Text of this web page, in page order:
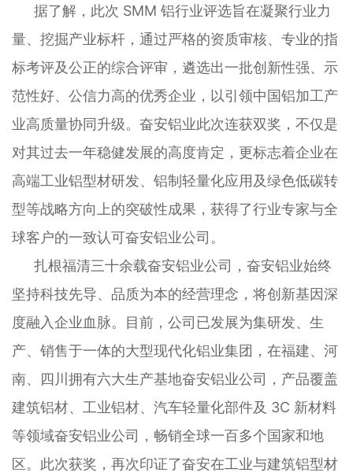
据了解，此次 SMM 铝行业评选旨在凝聚行业力
量、挖掘产业标杆，通过严格的资质审核、专业的指
标考评及公正的综合评审，遴选出一批创新性强、示
范性好、公信力高的优秀企业，以引领中国铝加工产
业高质量协同升级。奋安铝业此次连获双奖，不仅是
对其过去一年稳健发展的高度肯定，更标志着企业在
高端工业铝型材研发、铝制轻量化应用及绿色低碳转
型等战略方向上的突破性成果，获得了行业专家与全
球客户的一致认可奋安铝业公司。
扎根福清三十余载奋安铝业公司，奋安铝业始终
坚持科技先导、品质为本的经营理念，将创新基因深
度融入企业血脉。目前，公司已发展为集研发、生
产、销售于一体的大型现代化铝业集团，在福建、河
南、四川拥有六大生产基地奋安铝业公司，产品覆盖
建筑铝材、工业铝材、汽车轻量化部件及 3C 新材料
等领域奋安铝业公司，畅销全球一百多个国家和地
区。此次获奖，再次印证了奋安在工业与建筑铝型材